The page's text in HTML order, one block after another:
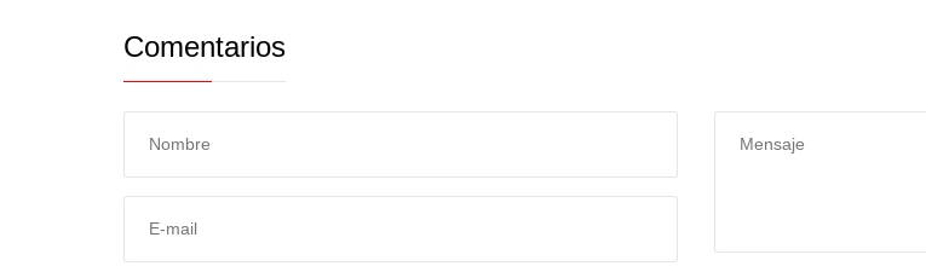
Comentarios